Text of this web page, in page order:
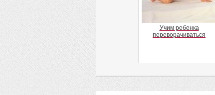
Учим ребенка
переворачиваться